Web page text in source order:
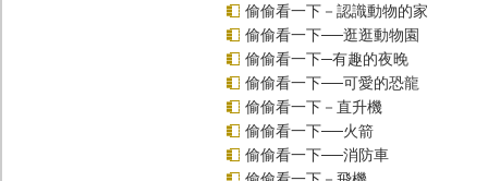
偷偷看一下－認識動物的家
偷偷看一下──逛逛動物園
偷偷看一下─有趣的夜晚
偷偷看一下──可愛的恐龍
偷偷看一下－直升機
偷偷看一下──火箭
偷偷看一下──消防車